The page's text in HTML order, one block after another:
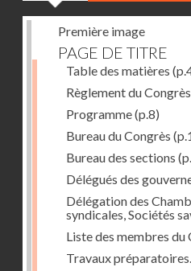
Première image
PAGE DE TITRE
Table des matières
Règlement du Congrès
Programme(p.8)
Bureau du Congrès
Bureau des sections
Délégués des
Délégation des
syndicales, Sociétés
Liste des membres du
Travaux